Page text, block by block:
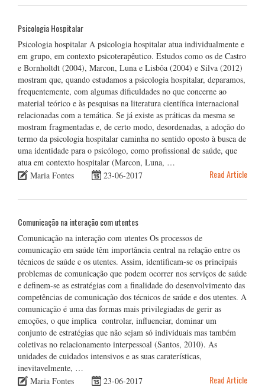
Psicologia Hospitalar
Psicologia hospitalar A psicologia hospitalar atua individualmente e
em grupo, em contexto psicoterapêutico. Estudos como os de Castro
e Bornholtdt (2004), Marcon, Luna e Lisbôa (2004) e Silva (2012)
mostram que, quando estudamos a psicologia hospitalar, deparamos,
frequentemente, com algumas dificuldades no que concerne ao
material teórico e às pesquisas na literatura científica internacional
relacionadas com a temática. Se já existe as práticas da mesma se
mostram fragmentadas e, de certo modo, desordenadas, a adoção do
termo da psicologia hospitalar caminha no sentido oposto à busca de
uma identidade para o psicólogo, como profissional de saúde, que
atua em contexto hospitalar (Marcon, Luna, …
Maria Fontes
23-06-2017 Read Article
Comunicação na interação com utentes
Comunicação na interação com utentes Os processos de
comunicação em saúde têm importância central na relação entre os
técnicos de saúde e os utentes. Assim, identificam-se os principais
problemas de comunicação que podem ocorrer nos serviços de saúde
e definem-se as estratégias com a finalidade do desenvolvimento das
competências de comunicação dos técnicos de saúde e dos utentes. A
comunicação é uma das formas mais privilegiadas de gerir as
emoções, o que implica controlar, influenciar, dominar um
conjunto de estratégias que não sejam só individuais mas também
coletivas no relacionamento interpessoal (Santos, 2010). As
unidades de cuidados intensivos e as suas caraterísticas,
inevitavelmente, …
Maria Fontes
23-06-2017 Read Article